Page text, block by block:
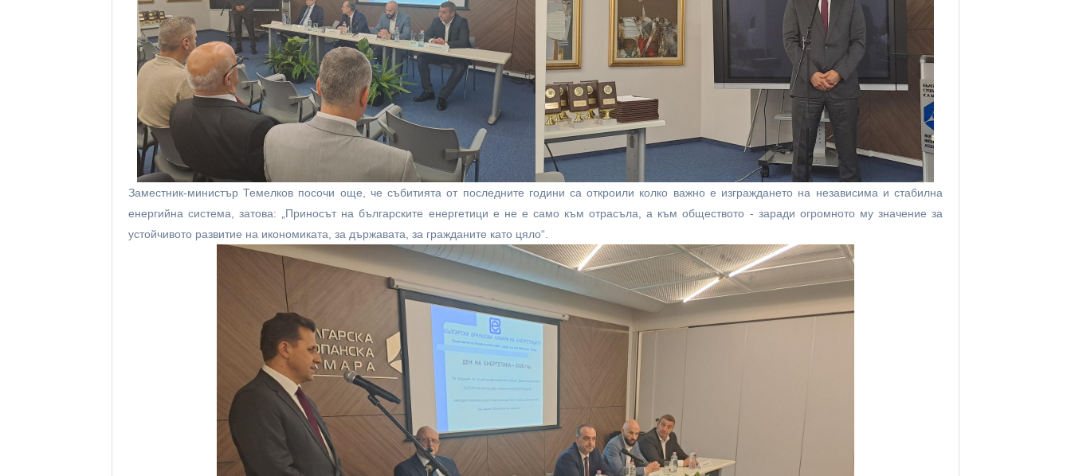
Заместник-министър Темелков посочи още, че събитията от последните години са откроили колко важно е изграждането на независима и стабилна
енергийна система, затова: „Приносът на българските енергетици е не е само към отрасъла, а към обществото - заради огромното му значение за
устойчивото развитие на икономиката, за държавата, за гражданите като цяло“.